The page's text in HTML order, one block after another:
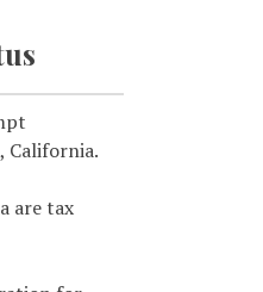
California.
are tax